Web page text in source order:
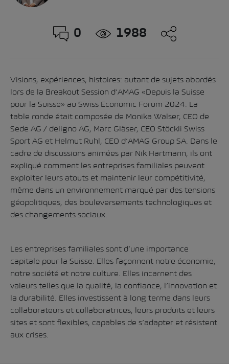
0 1988
Visions, expériences, histoires: autant de sujets abordés
lors de la Breakout Session d’AMAG «Depuis la Suisse
pour la Suisse» au Swiss Economic Forum 2024. La
table ronde était composée de Monika Walser, CEO de
Sede AG / deligno AG, Marc Gläser, CEO Stöckli Swiss
Sport AG et Helmut Ruhl, CEO d’AMAG Group SA. Dans le
cadre de discussions animées par Nik Hartmann, ils ont
expliqué comment les entreprises familiales peuvent
exploiter leurs atouts et maintenir leur compétitivité,
même dans un environnement marqué par des tensions
géopolitiques, des bouleversements technologiques et
des changements sociaux.
Les entreprises familiales sont d’une importance
capitale pour la Suisse. Elles façonnent notre économie,
notre société et notre culture. Elles incarnent des
valeurs telles que la qualité, la confiance, l’innovation et
la durabilité. Elles investissent à long terme dans leurs
collaborateurs et collaboratrices, leurs produits et leurs
sites et sont flexibles, capables de s’adapter et résistent
aux crises.